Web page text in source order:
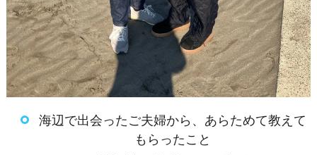
海辺で出会ったご夫婦から、あらためて教えて
もらったこと